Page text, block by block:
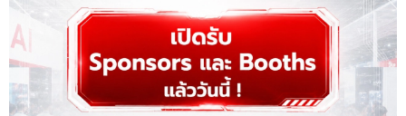
2. กำหนดคุณลักษณะของลักษณะงาน (Job
Description) / คุณสมบัติของพนักงาน (Qualification)
ฝ่าย HR ควรทำการเปลี่ยนแปลงลักษณะของงานตลอดจน